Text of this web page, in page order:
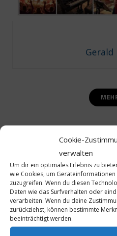
Cookie-
verwalten
Um dir ein optimales Erlebnis zu
wie Cookies, um
zuzugreifen. Wenn du diesen
Daten wie das Surfverhalten oder
verarbeiten. Wenn du deine
zurückziehst, können bestimmte
beeinträchtigt werden.
Gerald
GERALD HUFT
in MICE PAINTING OF
Musik &
MICE-